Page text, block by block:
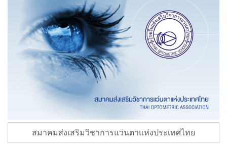
สมาคมส่งเสริมวิชาการแว่นตาแห่งประเทศไทย